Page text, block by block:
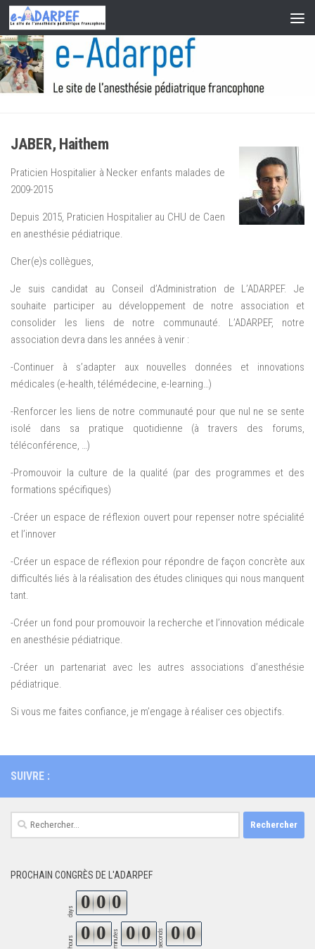
Skip to content
JABER, Haithem
Praticien Hospitalier à Necker enfants malades de
2009-2015
Depuis 2015, Praticien Hospitalier au CHU de Caen
en anesthésie pédiatrique.
Cher(e)s collègues,
Je suis candidat au Conseil d’Administration de L’ADARPEF. Je
souhaite participer au développement de notre association et
consolider les liens de notre communauté. L’ADARPEF, notre
association devra dans les années à venir :
-Continuer à s’adapter aux nouvelles données et innovations
médicales (e-health, télémédecine, e-learning…)
-Renforcer les liens de notre communauté pour que nul ne se sente
isolé dans sa pratique quotidienne (à travers des forums,
téléconférence, …)
-Promouvoir la culture de la qualité (par des programmes et des
formations spécifiques)
-Créer un espace de réflexion ouvert pour repenser notre spécialité
et l’innover
-Créer un espace de réflexion pour répondre de façon concrète aux
difficultés liés à la réalisation des études cliniques qui nous manquent
tant.
-Créer un fond pour promouvoir la recherche et l’innovation médicale
en anesthésie pédiatrique.
-Créer un partenariat avec les autres associations d’anesthésie
pédiatrique.
Si vous me faites confiance, je m’engage à réaliser ces objectifs.
SUIVRE :
Rechercher :
PROCHAIN CONGRÈS DE L'ADARPEF
days 0 0 0
hours 0 0 minutes 0 0 seconds 0 0